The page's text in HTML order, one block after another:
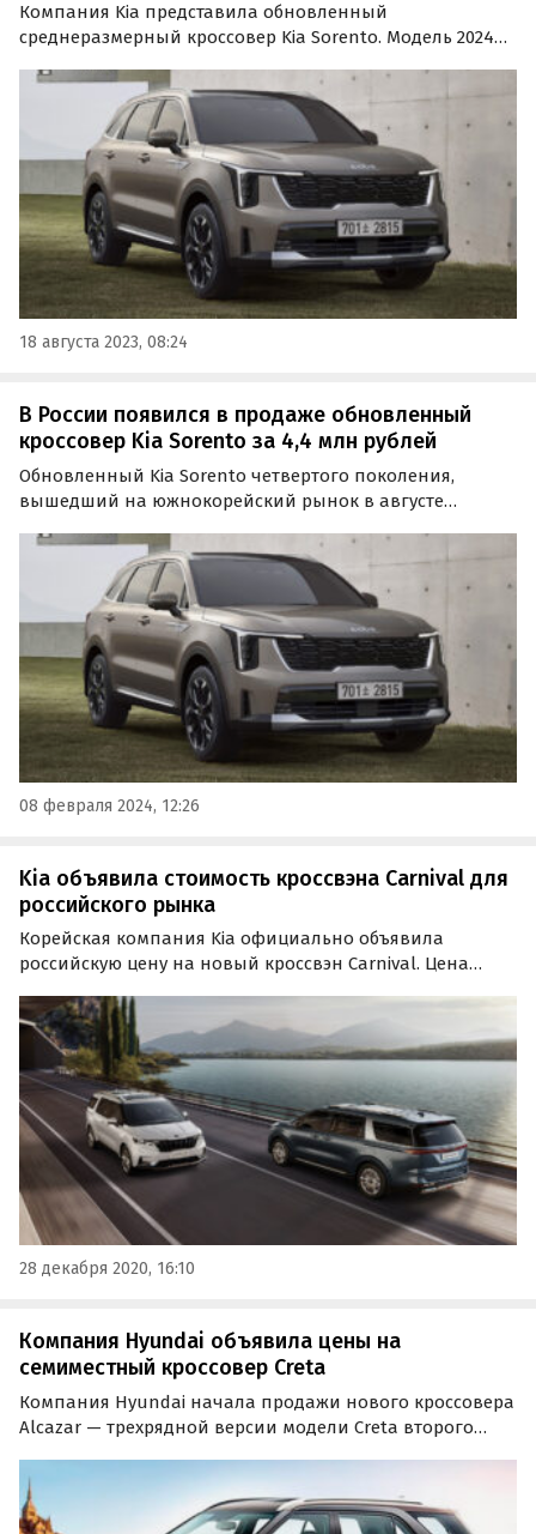
Компания Kia представила обновленный
среднеразмерный кроссовер Kia Sorento. Модель 2024
оригинальными фарами в стиле Kia Telluride, большой
решеткой радиатора, удлиненными капотом и новыми
бамперами.
18 августа 2023, 08:24
В России появился в продаже обновленный
кроссовер Kia Sorento за 4,4 млн рублей
Обновленный Kia Sorento четвертого поколения,
вышедший на южнокорейский рынок в августе
тому же, он стал намного доступнее: если в декабре за
него просили 7 500 000 рублей, то сейчас еще более…
08 февраля 2024, 12:26
Kia объявила стоимость кроссвэна Carnival для
российского рынка
Корейская компания Kia официально объявила
российскую цену на новый кроссвэн Carnival. Цена
рублей.
28 декабря 2020, 16:10
Компания Hyundai объявила цены на
семиместный кроссовер Creta
Компания Hyundai начала продажи нового кроссовера
Alcazar — трехрядной версии модели Creta второго
шестиместным салоном, предложена в Индии в трех
комплектациях (Prestige, Platinum и Signature) по…